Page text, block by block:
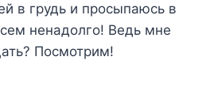
в грудь и просыпаюсь в
ненадолго! Ведь мне
Посмотрим!